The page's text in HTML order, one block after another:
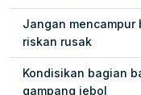
Jangan mencampur
riskan rusak
Kondisikan bagian
gampang jebol